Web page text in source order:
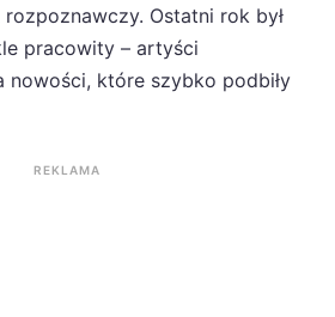
Ostatni rok był
pracowity – artyści
nowości, które szybko podbiły
REKLAMA